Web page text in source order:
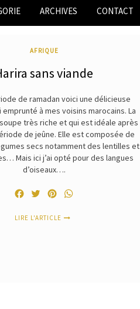
ARCHIVES CONTACT
AFRIQUE
sans viande
de ramadan voici une délicieuse
emprunté à mes voisins marocains. La
très riche et qui est idéale après
de jeûne. Elle est composée de
secs notamment des lentilles et
Mais ici j’ai opté pour des langues
d’oiseaux….
FacebookTwitterPinterest
LIRE L'ARTICLE